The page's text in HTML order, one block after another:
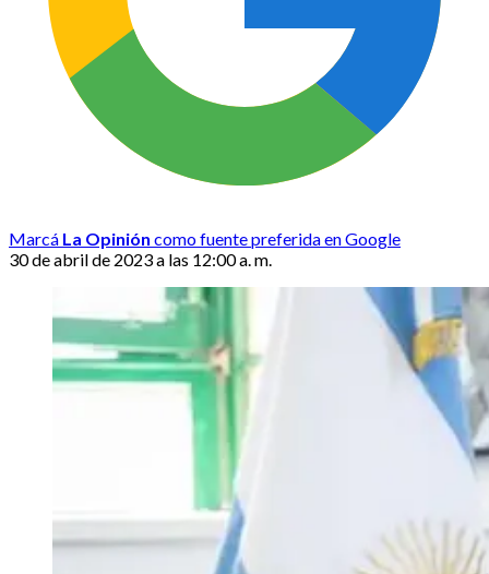
Marcá La Opinión como fuente preferida en Google
30 de abril de 2023 a las 12:00 a. m.